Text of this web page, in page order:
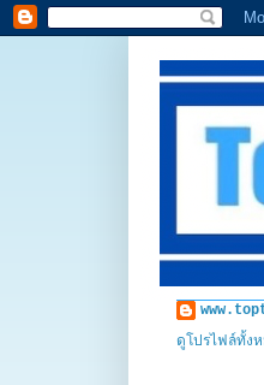
ดูโปรไฟล์ทั้ง